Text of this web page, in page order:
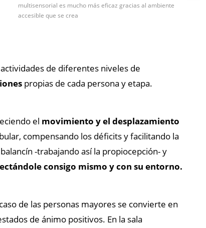
multisensorial es mucho más eficaz gracias al ambiente
accesible que se crea
de diferentes niveles de
propias de cada persona y etapa.
el movimiento y el desplazamiento
compensando los déficits y facilitando la
-trabajando así la propiocepción- y
consigo mismo y con su entorno.
de las personas mayores se convierte en
de ánimo positivos. En la sala